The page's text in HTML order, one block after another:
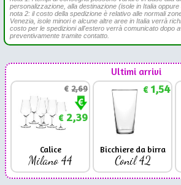
personalizzazione, alla destinazione (isole in Italia
nota 2: il costo della spedizione è relativo alle normali
Venezia, isole minori e alcune altre aree in Italia verrà
costo per le spedizioni all'estero verrà comunicato dopo
preventivamente tramite contatto.
Ultimi arrivi
€2,69
€2,39
Calice
Milano 44
€1,54
Bicchiere da birra
Conil 42